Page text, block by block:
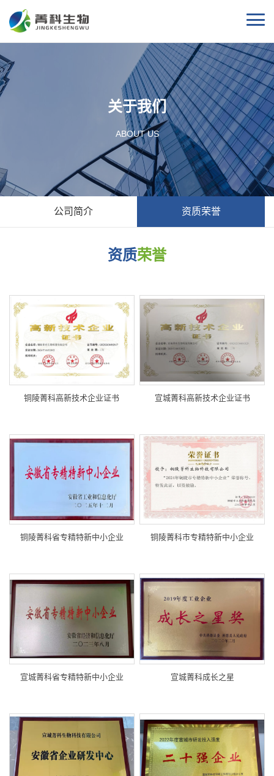
关于我们
ABOUT US
公司简介 资质荣誉
资质荣誉
铜陵菁科高新技术企业证书 宣城菁科高新技术企业证书
铜陵菁科省专精特新中小企业 铜陵菁科市专精特新中小企业
宣城菁科省专精特新中小企业 宣城菁科成长之星